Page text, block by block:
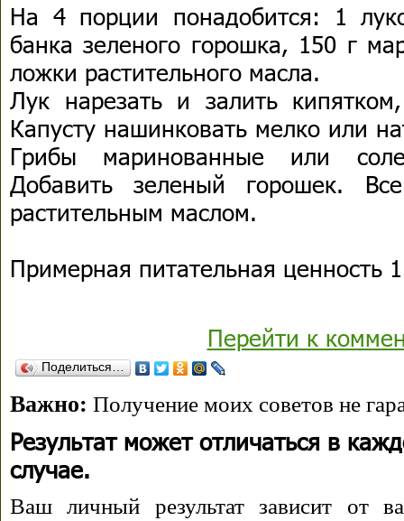
На 4 порции понадобится: 1
банка зеленого горошка, 150 г
ложки растительного масла.
Лук нарезать и залить
Капусту нашинковать мелко или
Грибы маринованные или
Добавить зеленый горошек.
растительным маслом.
Примерная питательная ценность
Перейти к
Поделиться…
Важно: Получение моих советов не
Результат может отличаться в
случае.
Ваш личный результат зависит от